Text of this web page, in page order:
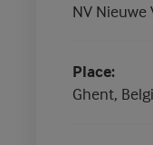
NV Nieuwe
Place
Ghent,